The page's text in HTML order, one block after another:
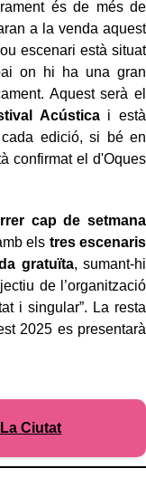
és de més de
a la venda aquest
escenari està situat
on hi ha una gran
Aquest serà el
Acústicai està
edició, si bé en
confirmat el d'Oques
cap de setmana
els tres escenaris
gratuïta, sumant-hi
de l’organització
i singular”. La resta
2025 es presentarà
Ciutat